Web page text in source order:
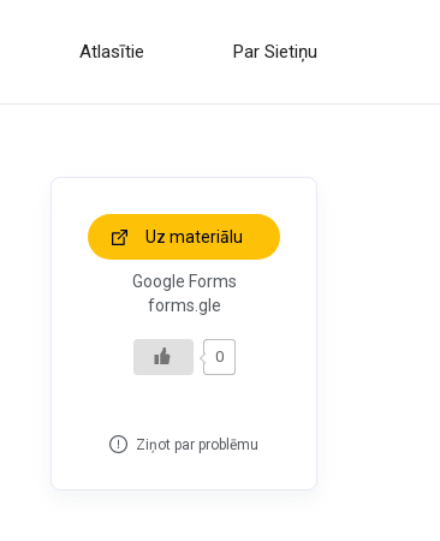
Atlasītie Par Sietiņu
Uz materiālu
Google Forms
forms.gle
0
Ziņot par problēmu